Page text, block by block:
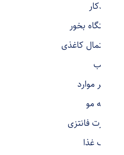
خودکار
دستگاه بخور
دستمال کاغذی
رژ لب
سایر موارد
شانه مو
شورت فانتزی
ظرف غذا